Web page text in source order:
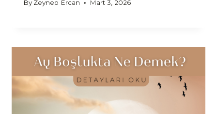
By Zeynep Ercan Mart 3, 2026